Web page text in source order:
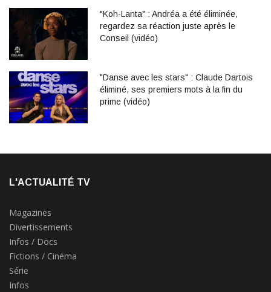
"Koh-Lanta" : Andréa a été éliminée,
regardez sa réaction juste après le
Conseil (vidéo)
"Danse avec les stars" : Claude Dartois
éliminé, ses premiers mots à la fin du
prime (vidéo)
L'ACTUALITÉ TV
Magazines
Divertissements
Infos / Docs
Fictions / Cinéma
Série
Infos